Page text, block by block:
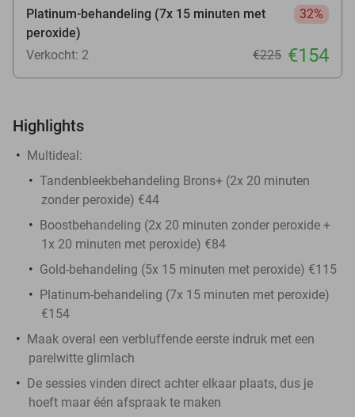
Platinum-behandeling (7x 15 minuten met
peroxide)
32%
Verkocht: 2 €225 €154
Highlights
Multideal:
Tandenbleekbehandeling Brons+ (2x 20 minuten
zonder peroxide) €44
Boostbehandeling (2x 20 minuten zonder peroxide +
1x 20 minuten met peroxide) €84
Gold-behandeling (5x 15 minuten met peroxide) €115
Platinum-behandeling (7x 15 minuten met peroxide)
€154
Maak overal een verbluffende eerste indruk met een
parelwitte glimlach
De sessies vinden direct achter elkaar plaats, dus je
hoeft maar één afspraak te maken